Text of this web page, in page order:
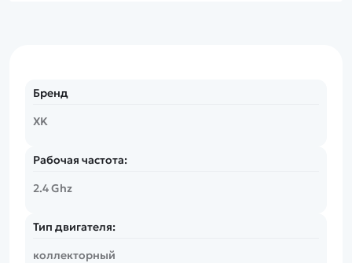
Бренд
XK
Рабочая частота:
2.4 Ghz
Тип двигателя:
коллекторный